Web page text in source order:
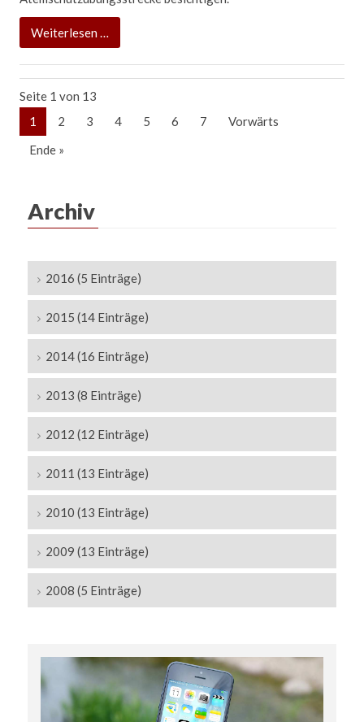
Weiterlesen …
trotz
voller
Seite 1 von 13
1
2 3 4 5 6 7
Vorwärts
Ende »
Archiv
2016 (5 Einträge)
2015 (14 Einträge)
2014 (16 Einträge)
2013 (8 Einträge)
2012 (12 Einträge)
2011 (13 Einträge)
2010 (13 Einträge)
2009 (13 Einträge)
2008 (5 Einträge)